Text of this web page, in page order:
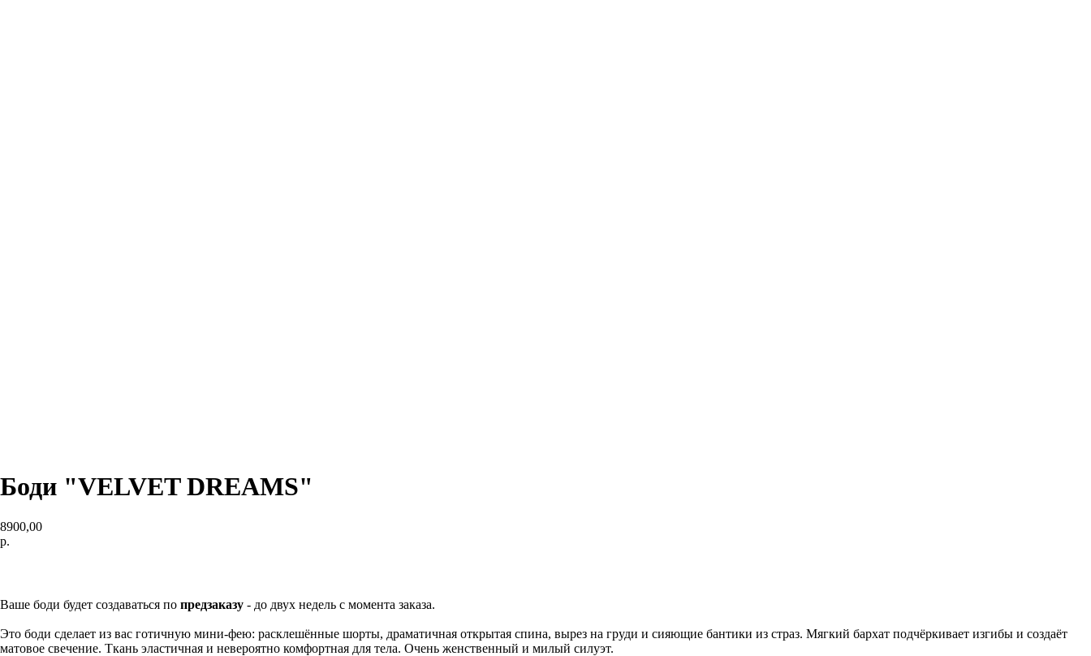
Боди "VELVET DREAMS"
8900,00
р.
Ваше боди будет создаваться по предзаказу - до двух недель с момента заказа.
Это боди сделает из вас готичную мини-фею: расклешённые шорты, драматичная открытая спина, вырез на груди и сияющие бантики из страз. Мягкий бархат подчёркивает изгибы и создаёт
матовое свечение. Ткань эластичная и невероятно комфортная для тела. Очень женственный и милый силуэт.